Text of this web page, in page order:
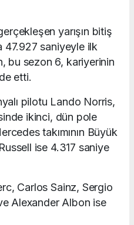
yarışın bitiş
47.927 saniyeyle ilk
bu sezon 6, kariyerinin
etti.
pilotu Lando Norris,
ikinci, dün pole
takımının Büyük
ise 4.317 saniye
Carlos Sainz, Sergio
Alexander Albon ise